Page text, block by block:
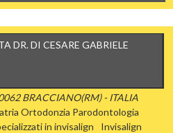
DR. DI CESARE GABRIELE
BRACCIANO(RM) - ITALIA
Ortodonzia Parodontologia
in invisalign
Invisalign